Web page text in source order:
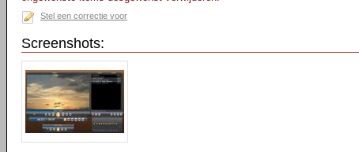
Stel een correctie voor
Screenshots: